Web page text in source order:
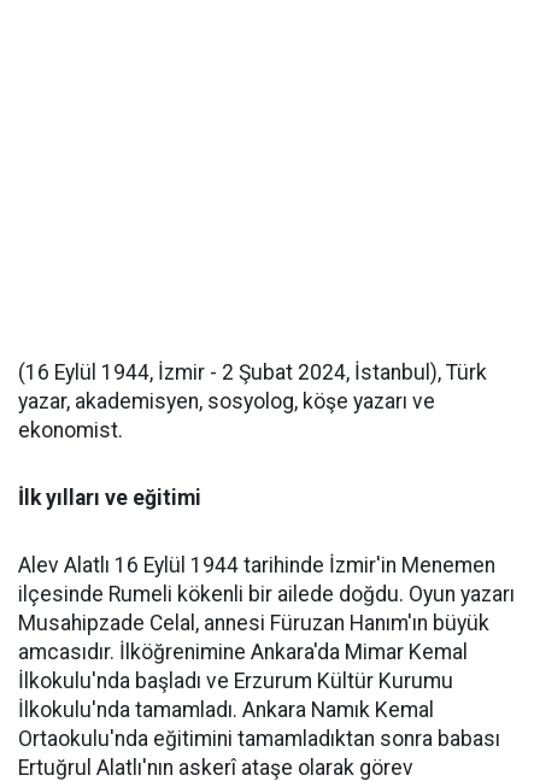
(16 Eylül 1944, İzmir - 2 Şubat 2024, İstanbul), Türk
yazar, akademisyen, sosyolog, köşe yazarı ve
ekonomist.
İlk yılları ve eğitimi
Alev Alatlı 16 Eylül 1944 tarihinde İzmir'in Menemen
ilçesinde Rumeli kökenli bir ailede doğdu. Oyun yazarı
Musahipzade Celal, annesi Füruzan Hanım'ın büyük
amcasıdır. İlköğrenimine Ankara'da Mimar Kemal
İlkokulu'nda başladı ve Erzurum Kültür Kurumu
İlkokulu'nda tamamladı. Ankara Namık Kemal
Ortaokulu'nda eğitimini tamamladıktan sonra babası
Ertuğrul Alatlı'nın askerî ataşe olarak görev